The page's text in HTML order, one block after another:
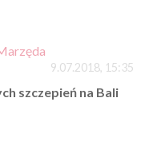
9.07.2018, 15:35
szczepień na Bali